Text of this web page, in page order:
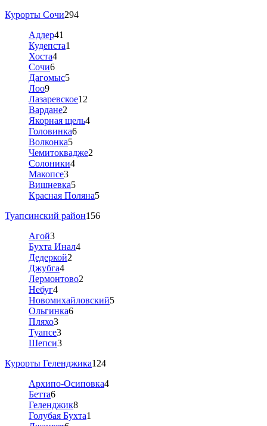
Курорты Сочи294
Адлер41
Кудепста1
Хоста4
Сочи6
Дагомыс5
Лоо9
Лазаревское12
Вардане2
Якорная щель4
Головинка6
Волконка5
Чемитоквадже2
Солоники4
Макопсе3
Вишневка5
Красная Поляна5
Туапсинский район156
Агой3
Бухта Инал4
Дедеркой2
Джубга4
Лермонтово2
Небуг4
Новомихайловский5
Ольгинка6
Пляхо3
Туапсе3
Шепси3
Курорты Геленджика124
Архипо-Осиповка4
Бетта6
Геленджик8
Голубая Бухта1